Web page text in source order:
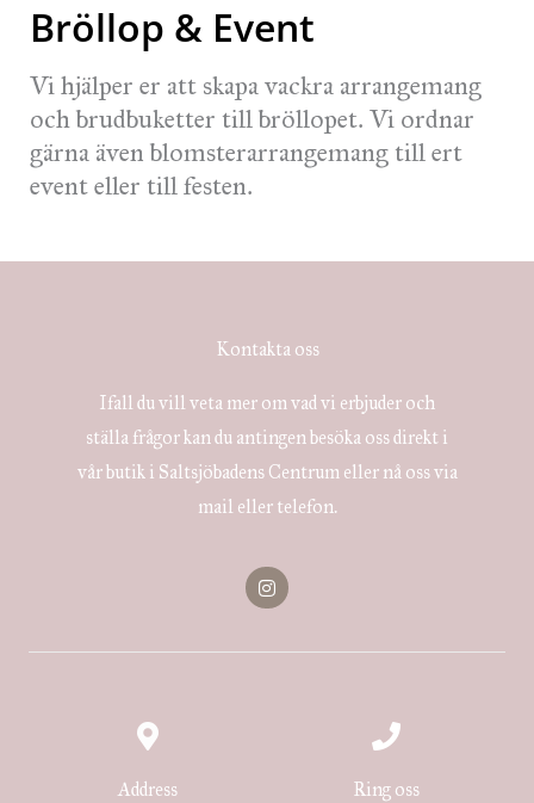
Bröllop & Event
Vi hjälper er att skapa vackra arrangemang
och brudbuketter till bröllopet. Vi ordnar
gärna även blomsterarrangemang till ert
event eller till festen.
Kontakta oss
Ifall du vill veta mer om vad vi erbjuder och
ställa frågor kan du antingen besöka oss direkt i
vår butik i Saltsjöbadens Centrum eller nå oss via
mail eller telefon.
I
n
s
a
Address
Ring oss